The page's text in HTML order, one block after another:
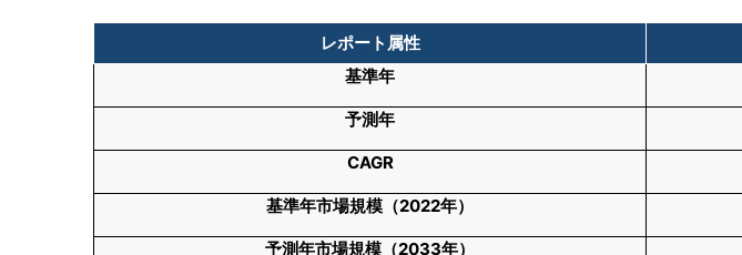
レポート属性
基準年
予測年
CAGR
基準年市場規模（2022年）
予測年市場規模（2033年）